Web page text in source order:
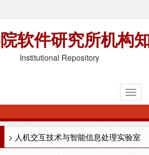
软件研究所机构
Institutional Repository
> 人机交互技术与智能信息处理实验室